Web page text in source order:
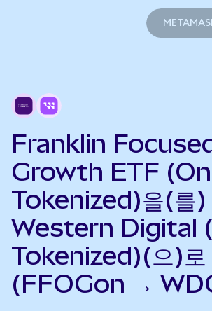
Franklin
Growth ETF
Tokenized)을(를)
Western Digital
Tokenized)(으)로
(FFOGon →